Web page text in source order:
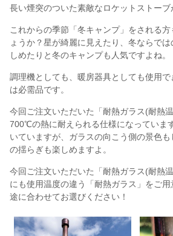
長い煙突のついた素敵なロケットストーブ
これからの季節「冬キャンプ」をされる
ょうか？星が綺麗に見えたり、冬ならで
しめたりと冬のキャンプも人気ですよね。
調理機としても、暖房器具としても使用
は必需品です。
今回ご注文いただいた「耐熱ガラス(耐熱
700℃の熱に耐えられる仕様になっていま
いていますが、ガラスの向こう側の景色
の揺らぎも楽しめますよ。
今回ご注文いただいた「耐熱ガラス(耐熱
にも使用温度の違う「耐熱ガラス」をご
途に合わせてお選びください！